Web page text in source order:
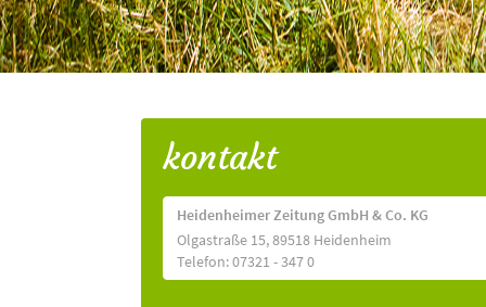
kontakt
Heidenheimer Zeitung GmbH & Co. KG
Olgastraße 15, 89518 Heidenheim
Telefon: 07321 - 347 0